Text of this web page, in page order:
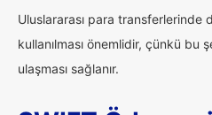
Uluslararası para transferlerinde
kullanılması önemlidir, çünkü bu
ulaşması sağlanır.